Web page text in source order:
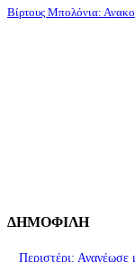
Βίρτους Μπολόνια:
ΔΗΜΟΦΙΛΗ
Περιστέρι: Ανανέωσε